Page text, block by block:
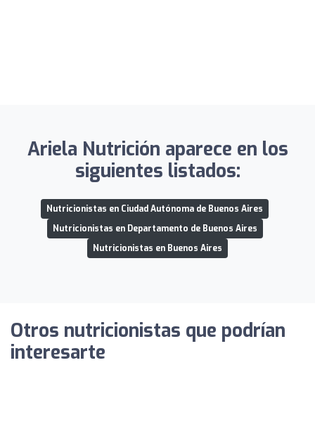
Ariela Nutrición aparece en los
siguientes listados:
Nutricionistas en Ciudad Autónoma de Buenos Aires
Nutricionistas en Departamento de Buenos Aires
Nutricionistas en Buenos Aires
Otros nutricionistas que podrían
interesarte